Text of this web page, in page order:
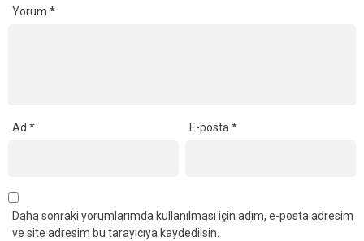
Yorum *
Ad * E-posta*
Daha sonraki yorumlarımda kullanılması için adım, e-posta adresim
ve site adresim bu tarayıcıya kaydedilsin.